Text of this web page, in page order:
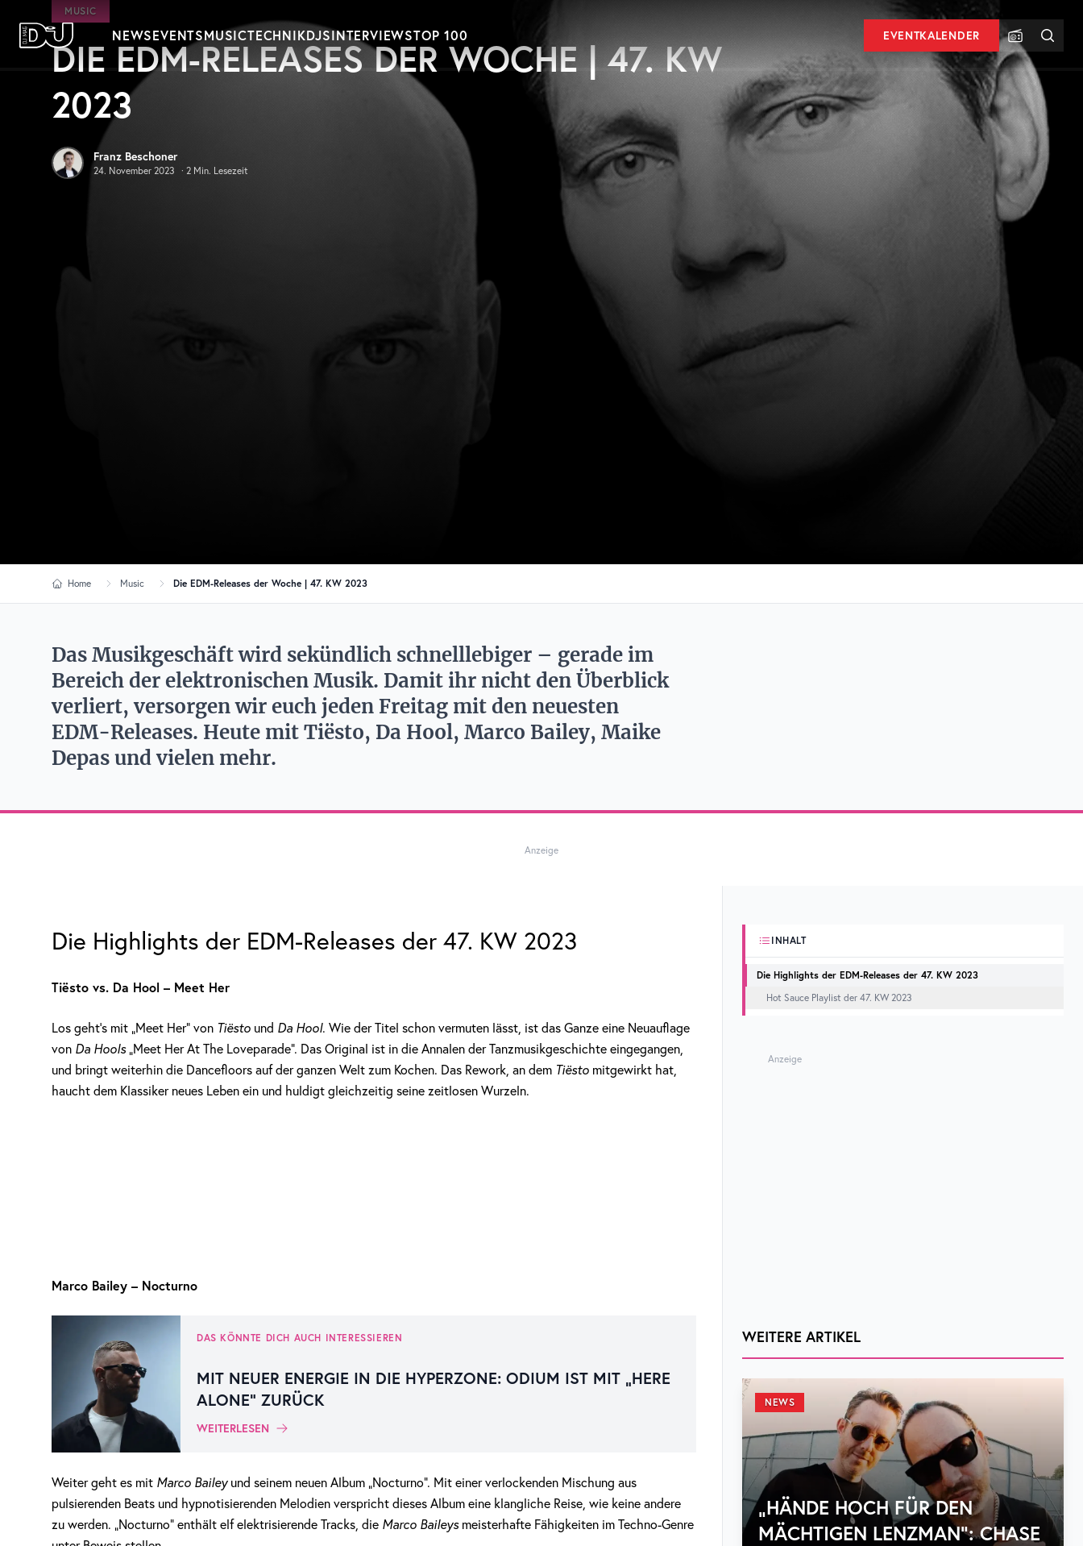
Zum Hauptinhalt springen
DJ Mag Germany
NEWSEVENTSMUSICTECHNIKDJSINTERVIEWSTOP 100 EVENTKALENDER
MUSIC
DIE EDM-RELEASES DER WOCHE | 47. KW
2023
Franz Beschoner
24. November 2023 · 2 Min. Lesezeit
Home Music Die EDM-Releases der Woche | 47. KW 2023
Das Musikgeschäft wird sekündlich schnelllebiger – gerade im
Bereich der elektronischen Musik. Damit ihr nicht den Überblick
verliert, versorgen wir euch jeden Freitag mit den neuesten
EDM-Releases. Heute mit Tiësto, Da Hool, Marco Bailey, Maike
Depas und vielen mehr.
Anzeige
Die Highlights der EDM-Releases der 47. KW 2023
Tiësto vs. Da Hool – Meet Her
Los geht’s mit „Meet Her“ von Tiësto und Da Hool. Wie der Titel schon vermuten lässt, ist das Ganze eine Neuauflage
von Da Hools„Meet Her At The Loveparade“. Das Original ist in die Annalen der Tanzmusikgeschichte eingegangen,
und bringt weiterhin die Dancefloors auf der ganzen Welt zum Kochen. Das Rework, an dem Tiësto mitgewirkt hat,
haucht dem Klassiker neues Leben ein und huldigt gleichzeitig seine zeitlosen Wurzeln.
Marco Bailey – Nocturno
DAS KÖNNTE DICH AUCH INTERESSIEREN
MIT NEUER ENERGIE IN DIE HYPERZONE: ODIUM IST MIT „HERE
ALONE“ ZURÜCK
WEITERLESEN
Weiter geht es mit Marco Baileyund seinem neuen Album „Nocturno“. Mit einer verlockenden Mischung aus
pulsierenden Beats und hypnotisierenden Melodien verspricht dieses Album eine klangliche Reise, wie keine andere
zu werden. „Nocturno“ enthält elf elektrisierende Tracks, die Marco Baileysmeisterhafte Fähigkeiten im Techno-Genre
INHALT
Die Highlights der EDM-Releases der 47. KW 2023
Hot Sauce Playlist der 47. KW 2023
Anzeige
WEITERE ARTIKEL
NEWS
„HÄNDE HOCH FÜR DEN
MÄCHTIGEN LENZMAN“: CHASE